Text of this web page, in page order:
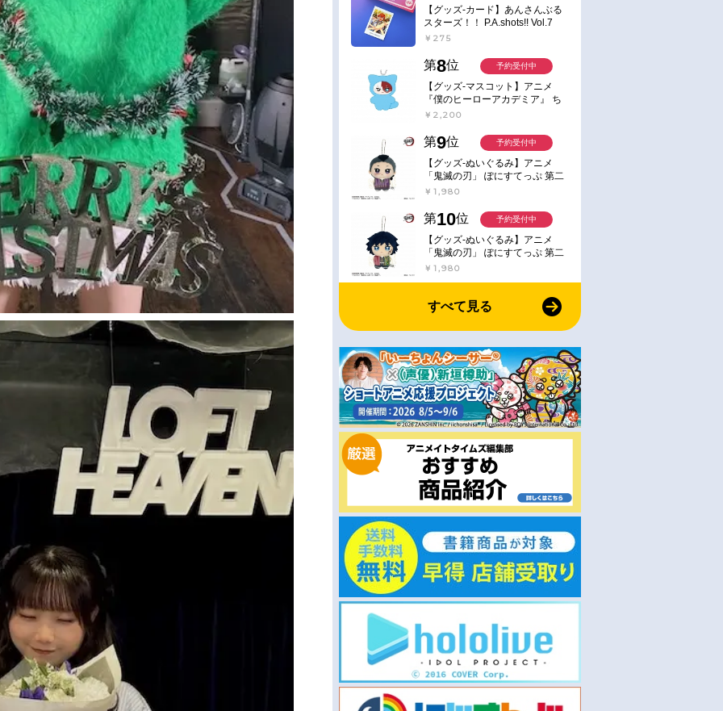
【グッズ-カード】あんさんぶる
スターズ！！ P.A.shots!! Vol.7
Action
￥275
第8位
【グッズ-マスコット】アニメ
『僕のヒーローアカデミア』 ち
みけもますこっと 7.轟凍焦
￥2,200
予約受付中
第9位
【グッズ-ぬいぐるみ】アニメ
「鬼滅の刃」 ぽにすてっぷ 第二
弾 不死川 玄弥
￥1,980
予約受付中
第10位
【グッズ-ぬいぐるみ】アニメ
「鬼滅の刃」 ぽにすてっぷ 第二
弾 冨岡 義勇
￥1,980
予約受付中
すべて見る